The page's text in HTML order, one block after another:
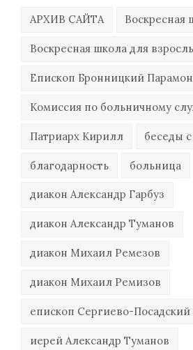
АРХИВ САЙТА Воскресная
Воскресная школа для
Епископ Бронницкий Парамон
Комиссия по больничному
Патриарх Кирилл беседы
благодарность больница
диакон Александр Гарбуз
диакон Александр Туманов
диакон Михаил Ремезов
диакон Михаил Ремизов
епископ Сергиево-
иерей Александр Туманов